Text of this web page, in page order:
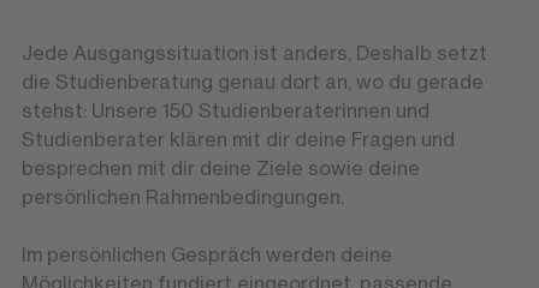
Jede Ausgangssituation ist anders. Deshalb setzt
die Studienberatung genau dort an, wo du gerade
stehst: Unsere 150 Studienberaterinnen und
Studienberater klären mit dir deine Fragen und
besprechen mit dir deine Ziele sowie deine
persönlichen Rahmenbedingungen.
Im persönlichen Gespräch werden deine
Möglichkeiten fundiert eingeordnet, passende